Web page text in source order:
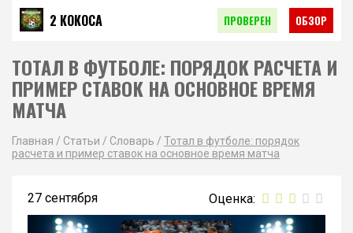
2 КОКОСА ПРОВЕРЕН ОБЗОР
ТОТАЛ В ФУТБОЛЕ: ПОРЯДОК РАСЧЕТА И
ПРИМЕР СТАВОК НА ОСНОВНОЕ ВРЕМЯ
МАТЧА
Главная / Статьи / Словарь / Тотал в футболе: порядок
расчета и пример ставок на основное время матча
27 сентября